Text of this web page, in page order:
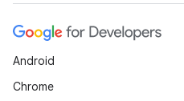
Android
Chrome